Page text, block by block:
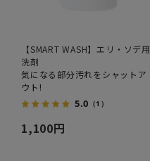
【SMART WASH】エリ・ソデ用
洗剤
気になる部分汚れをシャットア
ウト!
5.0 （1）
1,100円